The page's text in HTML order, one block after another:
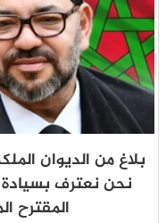
بلاغ من الديوان
نحن نعترف
المقترح